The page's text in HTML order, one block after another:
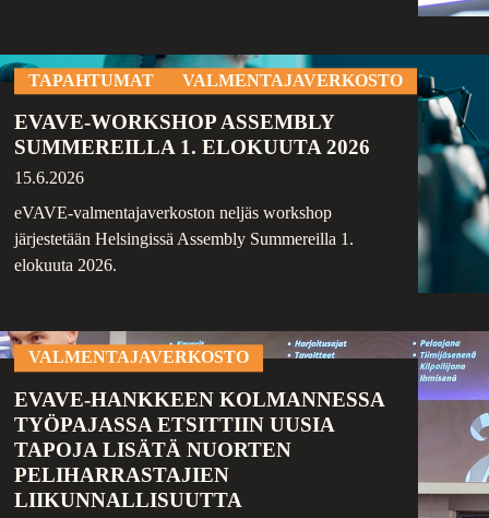
TAPAHTUMAT VALMENTAJAVERKOSTO
EVAVE-WORKSHOP ASSEMBLY
SUMMEREILLA 1. ELOKUUTA 2026
15.6.2026
eVAVE-valmentajaverkoston neljäs workshop
järjestetään Helsingissä Assembly Summereilla 1.
elokuuta 2026.
VALMENTAJAVERKOSTO
EVAVE-HANKKEEN KOLMANNESSA
TYÖPAJASSA ETSITTIIN UUSIA
TAPOJA LISÄTÄ NUORTEN
PELIHARRASTAJIEN
LIIKUNNALLISUUTTA